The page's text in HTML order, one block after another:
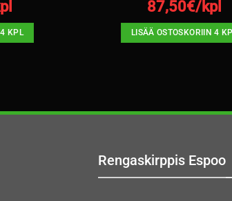
KPL
87,50€/kpl
LISÄÄ OSTOSKORIIN 4
Rengaskirppis Espoo